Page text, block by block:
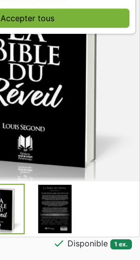
check Disponible 1 ex.
Accepter tous